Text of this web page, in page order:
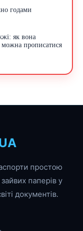
годами
як вона
можна прописатися
простою
паперів у
документів.